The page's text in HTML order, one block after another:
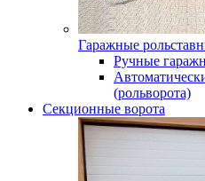
Гаражные
Ручные
(рольворота)
Секционные ворота